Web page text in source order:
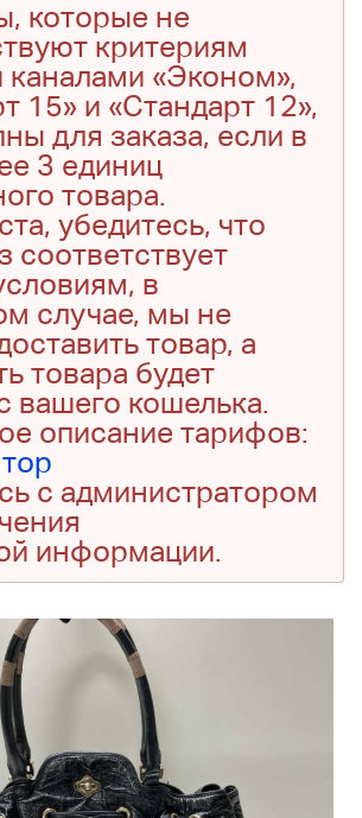
которые не
критериям
каналами «Эконом»,
15» и «Стандарт 12»,
для заказа, если в
3 единиц
товара.
убедитесь, что
соответствует
в
случае, мы не
товар, а
товара будет
вашего кошелька.
описание тарифов:
с администратором
информации.